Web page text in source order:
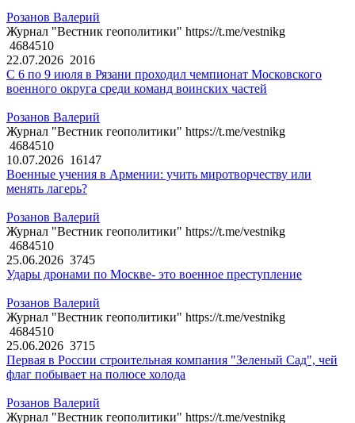
Розанов Валерий
Журнал "Вестник геополитики" https://t.me/vestnikg
4684510
22.07.2026 2016
С 6 по 9 июля в Рязани проходил чемпионат Московского
военного округа среди команд воинских частей
Розанов Валерий
Журнал "Вестник геополитики" https://t.me/vestnikg
4684510
10.07.2026 16147
Военные учения в Армении: учить миротворчеству или
менять лагерь?
Розанов Валерий
Журнал "Вестник геополитики" https://t.me/vestnikg
4684510
25.06.2026 3745
Удары дронами по Москве- это военное преступление
Розанов Валерий
Журнал "Вестник геополитики" https://t.me/vestnikg
4684510
25.06.2026 3715
Первая в России строительная компания "Зеленый Сад", чей
флаг побывает на полюсе холода
Розанов Валерий
Журнал "Вестник геополитики" https://t.me/vestnikg